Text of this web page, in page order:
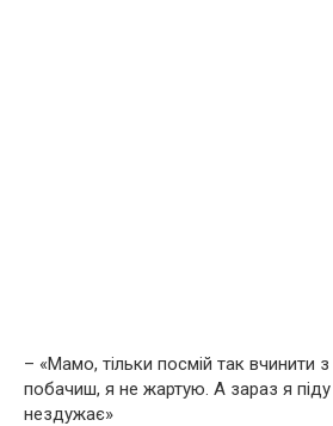
– «Мамо, тільки посмій так вчинити
побачиш, я не жартую. А зараз я піду
нездужає»